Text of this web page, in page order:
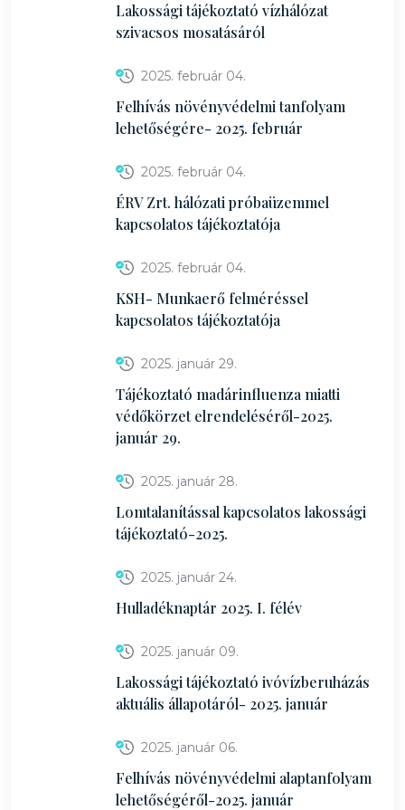
Lakossági tájékoztató vízhálózat
szivacsos mosatásáról
2025. február 04.
Felhívás növényvédelmi tanfolyam
lehetőségére- 2025. február
2025. február 04.
ÉRV Zrt. hálózati próbaüzemmel
kapcsolatos tájékoztatója
2025. február 04.
KSH- Munkaerő felméréssel
kapcsolatos tájékoztatója
2025. január 29.
Tájékoztató madárinfluenza miatti
védőkörzet elrendeléséről-2025.
január 29.
2025. január 28.
Lomtalanítással kapcsolatos lakossági
tájékoztató-2025.
2025. január 24.
Hulladéknaptár 2025. I. félév
2025. január 09.
Lakossági tájékoztató ivóvízberuházás
aktuális állapotáról- 2025. január
2025. január 06.
Felhívás növényvédelmi alaptanfolyam
lehetőségéről-2025. január